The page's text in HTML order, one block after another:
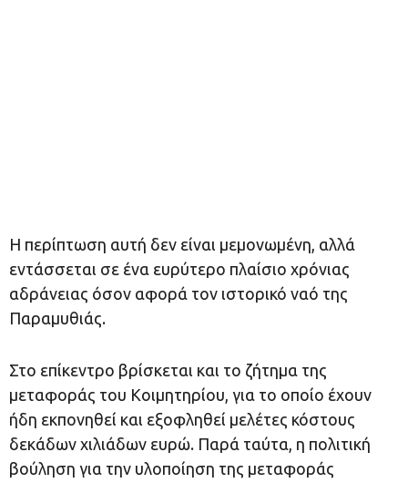
Η περίπτωση αυτή δεν είναι μεμονωμένη, αλλά
εντάσσεται σε ένα ευρύτερο πλαίσιο χρόνιας
αδράνειας όσον αφορά τον ιστορικό ναό της
Παραμυθιάς.
Στο επίκεντρο βρίσκεται και το ζήτημα της
μεταφοράς του Κοιμητηρίου, για το οποίο έχουν
ήδη εκπονηθεί και εξοφληθεί μελέτες κόστους
δεκάδων χιλιάδων ευρώ. Παρά ταύτα, η πολιτική
βούληση για την υλοποίηση της μεταφοράς